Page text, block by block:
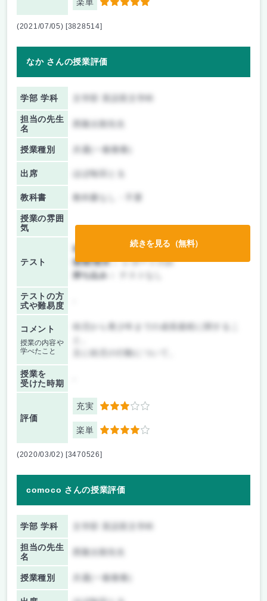
5
(2021/07/05) [3828514]
なか さんの授業評価
学部 学科
担当の先生
名
西隆太朗先生
授業種別 共通(一般教養)
出席 ほぼ毎回とる
教科書 教科書なし・不要
授業の雰囲
気
テスト
前期/中間：
レポートのみ
後期/期末：レポートのみ
持ち込み：
テストの方
式や難易度
コメント
授業の内容や
学べたこと
授業を
受けた時期
評価
充実 3
楽単 4
続きを見る（無料）
(2020/03/02) [3470526]
comoco さんの授業評価
学部 学科
担当の先生
名
西隆太朗先生
授業種別 共通(一般教養)